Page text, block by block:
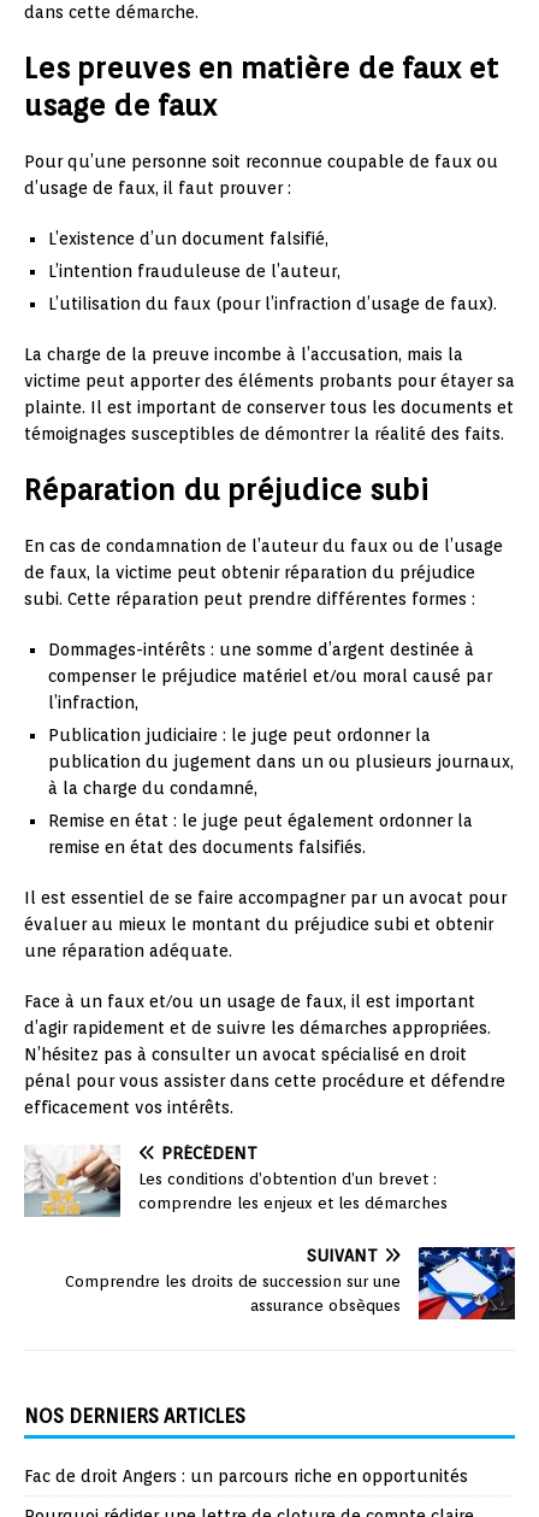
dans cette démarche.
Les preuves en matière de faux et
usage de faux
Pour qu’une personne soit reconnue coupable de faux ou
d’usage de faux, il faut prouver :
L’existence d’un document falsifié,
L’intention frauduleuse de l’auteur,
L’utilisation du faux (pour l’infraction d’usage de faux).
La charge de la preuve incombe à l’accusation, mais la
victime peut apporter des éléments probants pour étayer sa
plainte. Il est important de conserver tous les documents et
témoignages susceptibles de démontrer la réalité des faits.
Réparation du préjudice subi
En cas de condamnation de l’auteur du faux ou de l’usage
de faux, la victime peut obtenir réparation du préjudice
subi. Cette réparation peut prendre différentes formes :
Dommages-intérêts : une somme d’argent destinée à
compenser le préjudice matériel et/ou moral causé par
l’infraction,
Publication judiciaire : le juge peut ordonner la
publication du jugement dans un ou plusieurs journaux,
à la charge du condamné,
Remise en état : le juge peut également ordonner la
remise en état des documents falsifiés.
Il est essentiel de se faire accompagner par un avocat pour
évaluer au mieux le montant du préjudice subi et obtenir
une réparation adéquate.
Face à un faux et/ou un usage de faux, il est important
d’agir rapidement et de suivre les démarches appropriées.
N’hésitez pas à consulter un avocat spécialisé en droit
pénal pour vous assister dans cette procédure et défendre
efficacement vos intérêts.
PRÉCÉDENT
Les conditions d’obtention d’un brevet :
comprendre les enjeux et les démarches
SUIVANT
Comprendre les droits de succession sur une
assurance obsèques
NOS DERNIERS ARTICLES
Fac de droit Angers : un parcours riche en opportunités